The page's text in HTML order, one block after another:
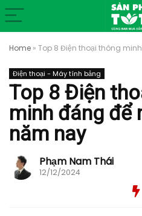
Home » Top 8 Điện thoại thông
Điện thoại - Máy tính bảng
Top 8 Điện
minh đáng để
năm nay
Phạm Nam Thái
12/12/2024